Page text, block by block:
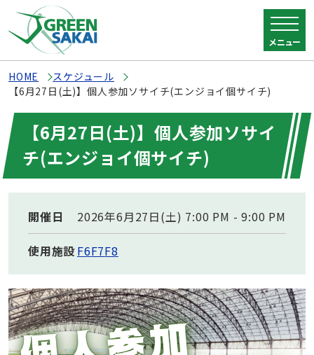
メニュー
HOME
スケジュール
【6月27日(土)】個人参加ソサイチ(エンジョイ個サイチ)
【6月27日(土)】個人参加ソサイ
チ(エンジョイ個サイチ)
開催日 2026年6月27日(土) 7:00 PM - 9:00 PM
使用施設F6F7F8